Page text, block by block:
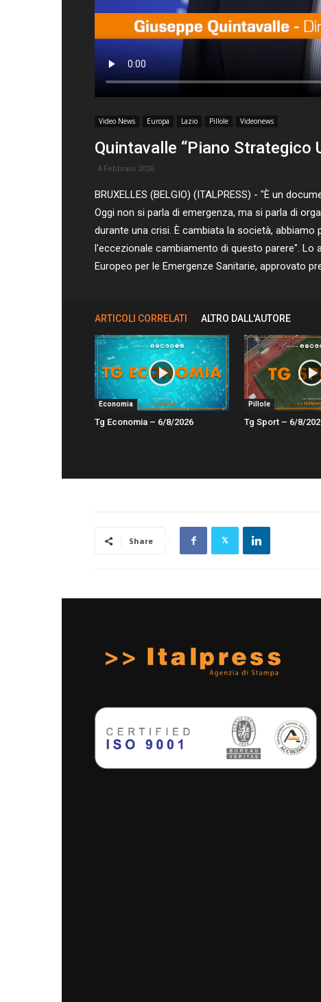
Video News Europa Lazio Pillole Videonews
Quintavalle “Piano Strategico
4 Febbraio 2026
BRUXELLES (BELGIO) (ITALPRESS) - "È un
Oggi non si parla di emergenza, ma si parla di
durante una crisi. È cambiata la società, abbiamo
l'eccezionale cambiamento di questo parere". Lo
Europeo per le Emergenze Sanitarie, approvato
ARTICOLI CORRELATI ALTRO DALL'AUTORE
Economia
Tg Economia – 6/8/2026
Pillole
Tg Sport – 6/8/
Share